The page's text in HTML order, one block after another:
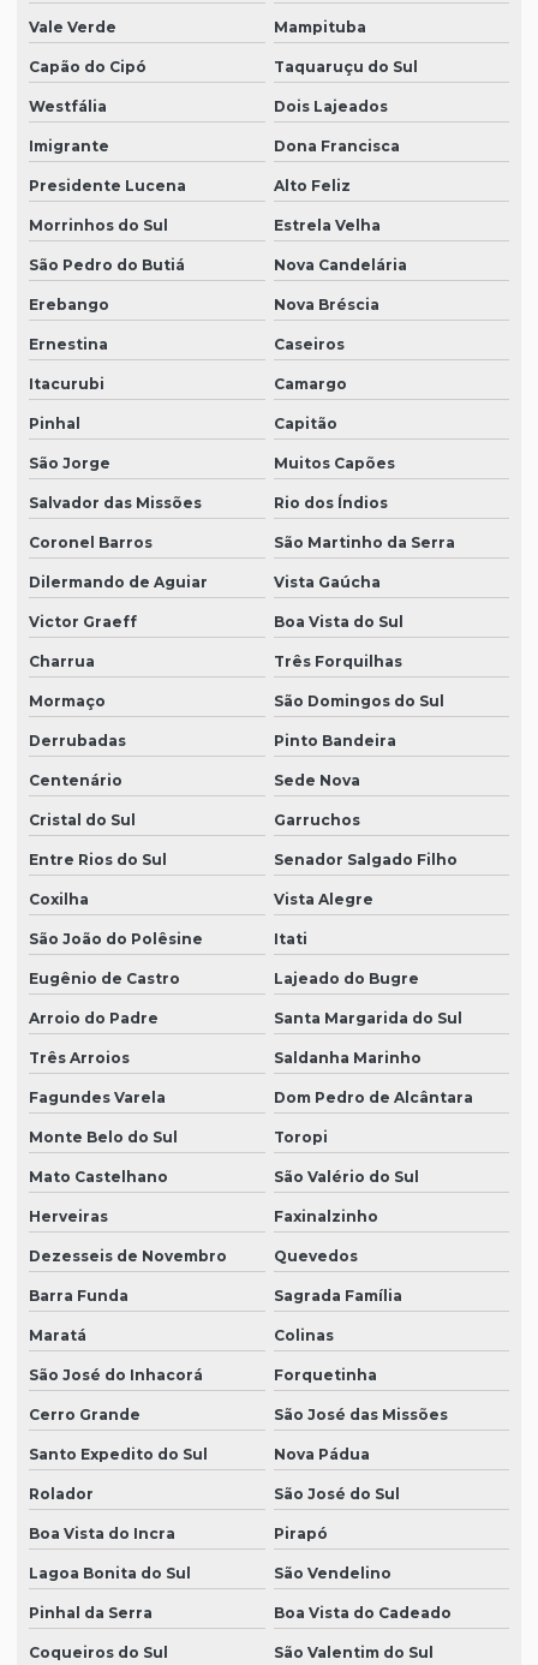
Vale Verde Mampituba
Capão do Cipó Taquaruçu do Sul
Westfália Dois Lajeados
Imigrante Dona Francisca
Presidente Lucena Alto Feliz
Morrinhos do Sul Estrela Velha
São Pedro do Butiá Nova Candelária
Erebango Nova Bréscia
Ernestina Caseiros
Itacurubi Camargo
Pinhal Capitão
São Jorge Muitos Capões
Salvador das Missões Rio dos Índios
Coronel Barros São Martinho da Serra
Dilermando de Aguiar Vista Gaúcha
Victor Graeff Boa Vista do Sul
Charrua Três Forquilhas
Mormaço São Domingos do Sul
Derrubadas Pinto Bandeira
Centenário Sede Nova
Cristal do Sul Garruchos
Entre Rios do Sul Senador Salgado Filho
Coxilha Vista Alegre
São João do Polêsine Itati
Eugênio de Castro Lajeado do Bugre
Arroio do Padre Santa Margarida do Sul
Três Arroios Saldanha Marinho
Fagundes Varela Dom Pedro de Alcântara
Monte Belo do Sul Toropi
Mato Castelhano São Valério do Sul
Herveiras Faxinalzinho
Dezesseis de Novembro Quevedos
Barra Funda Sagrada Família
Maratá Colinas
São José do Inhacorá Forquetinha
Cerro Grande São José das Missões
Santo Expedito do Sul Nova Pádua
Rolador São José do Sul
Boa Vista do Incra Pirapó
Lagoa Bonita do Sul São Vendelino
Pinhal da Serra Boa Vista do Cadeado
Coqueiros do Sul São Valentim do Sul